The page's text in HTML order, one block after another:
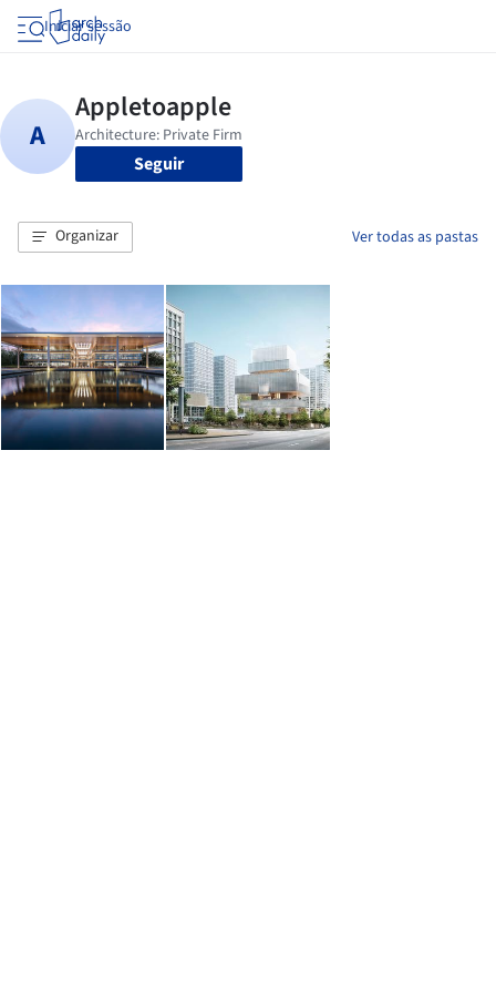
Iniciar sessão
Seguir
Organizar Ver todas as pastas